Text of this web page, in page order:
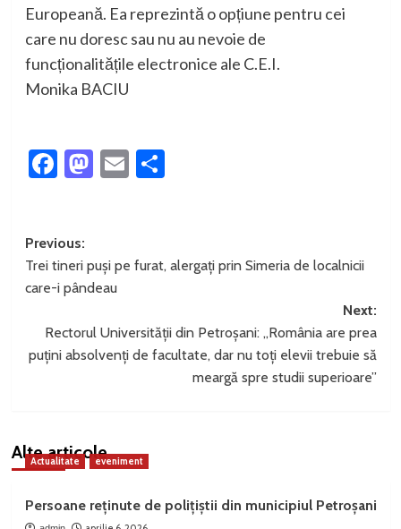
Europeană. Ea reprezintă o opțiune pentru cei
care nu doresc sau nu au nevoie de
funcționalitățile electronice ale C.E.I.
Monika BACIU
Facebook
Mastodon
EmailPartajează
Post
navigation
Previous:
Trei tineri puși pe furat, alergați prin Simeria de localnicii
care-i pândeau
Next:
Rectorul Universității din Petroșani: „România are prea
puțini absolvenți de facultate, dar nu toți elevii trebuie să
meargă spre studii superioare”
Alte articole
Actualitate eveniment
Persoane reținute de polițiștii din municipiul Petroșani